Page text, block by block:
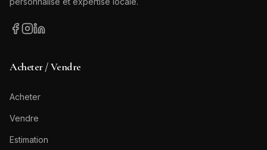
Acheter / Vendre
Acheter
Vendre
Estimation